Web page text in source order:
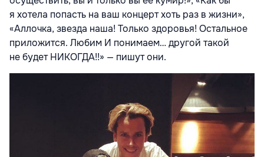
я хотела попасть на ваш концерт хоть раз в жизни»,
«Аллочка, звезда наша! Только здоровья! Остальное
приложится. Любим И понимаем… другой такой
не будет НИКОГДА!!» — пишут они.